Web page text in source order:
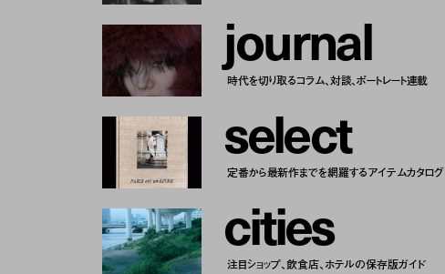
journal
時代を切り取るコラム、対談、ポートレート連載
select
定番から最新作までを網羅するアイテムカタログ
cities
注目ショップ、飲食店、ホテルの保存版ガイド